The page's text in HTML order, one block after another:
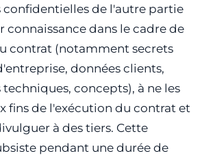
de l'autre partie
connaissance dans le cadre de
contrat (notamment secrets
données clients,
concepts), à ne les
fins de l'exécution du contrat et
à des tiers. Cette
pendant une durée de